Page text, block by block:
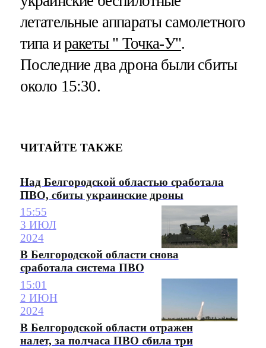
летательные аппараты самолетного
типа иракеты " Точка-У".
Последние два дрона были сбиты
около 15:30.
ЧИТАЙТЕ ТАКЖЕ
Над Белгородской областью сработала
ПВО, сбиты украинские дроны
15:55
3 ИЮЛ
2024
В Белгородской области снова
сработала система ПВО
15:01
2 ИЮН
2024
В Белгородской области отражен
налет, за полчаса ПВО сбила три